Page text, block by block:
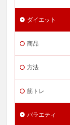
ダイエット
商品
方法
筋トレ
バラエティ